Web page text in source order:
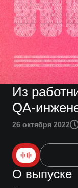
Из
QA-
26 октября 2022
О выпуске